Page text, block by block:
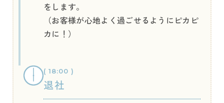
をします。
（お客様が心地よく過ごせるようにピカピ
カに！）
( 18:00 )
退社